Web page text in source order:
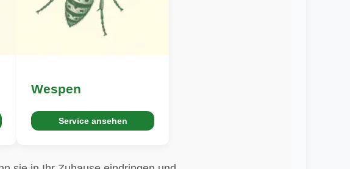
Wespen
Service ansehen